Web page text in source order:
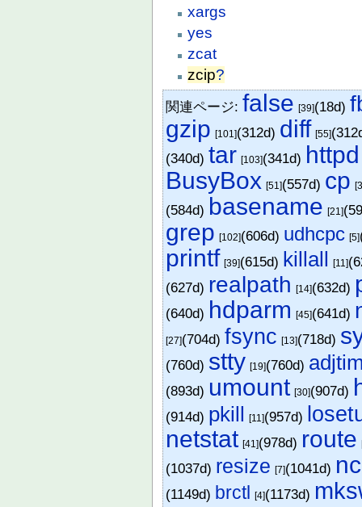
xargs
yes
zcat
zcip?
関連ページ: false [39](18d)
gzip [101](312d) diff [55]
(340d) tar [103](341d) httpd
BusyBox [51](557d) cp
(584d) basename [21]
grep [102](606d) udhcpc [5]
printf [39](615d) killall [11]
(627d) realpath [14](632d)
(640d) hdparm [45](641d)
[27](704d) fsync [13](718d)
(760d) stty [19](760d)
(893d) umount [30](907d)
(914d) pkill [11](957d)
netstat [41](978d) route
(1037d) resize [7](1041d) nc
(1149d) brctl [4](1173d)